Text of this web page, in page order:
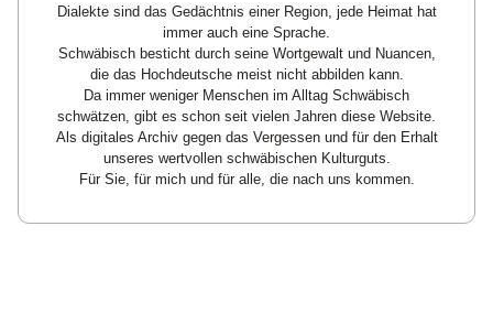
Dialekte sind das Gedächtnis einer Region, jede Heimat hat
immer auch eine Sprache.
Schwäbisch besticht durch seine Wortgewalt und Nuancen,
die das Hochdeutsche meist nicht abbilden kann.
Da immer weniger Menschen im Alltag Schwäbisch
schwätzen, gibt es schon seit vielen Jahren diese Website.
Als digitales Archiv gegen das Vergessen und für den Erhalt
unseres wertvollen schwäbischen Kulturguts.
Für Sie, für mich und für alle, die nach uns kommen.